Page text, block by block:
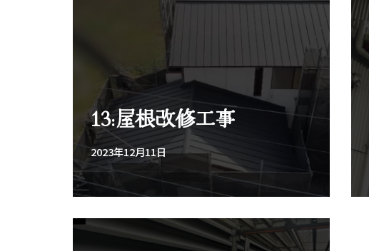
13:屋根改修工事
2023年12月11日